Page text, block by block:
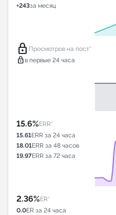
+243за месяц
lock Просмотров на пост*
lock в первые 24 часа
15.6%ERR*
15.61ERR за 24 часа
18.01ERR за 48 часов
19.97ERR за 72 часа
2.36%ER*
0.0ER за 24 часа